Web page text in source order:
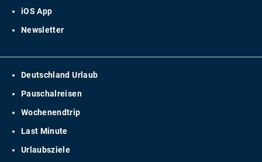
iOS App
Newsletter
Deutschland Urlaub
Pauschalreisen
Wochenendtrip
Last Minute
Urlaubsziele